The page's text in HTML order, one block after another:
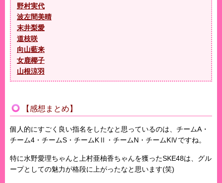
野村実代
波左間美晴
末井梨愛
道枝咲
向山藍来
女鹿椰子
山根涼羽
【感想まとめ】
個人的にすごく良い指名をしたなと思っているのは、チームA・
チーム4・チームS・チームKⅡ・チームN・チームKⅣですね。
特に水野愛理ちゃんと上村亜柚香ちゃんを獲ったSKE48は、グル
ープとしての魅力が格段に上がったなと思います(笑)